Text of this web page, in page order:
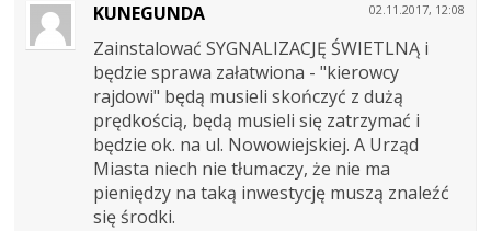
02.11.2017, 12:08
KUNEGUNDA
Zainstalować SYGNALIZACJĘ ŚWIETLNĄ i
będzie sprawa załatwiona - "kierowcy
rajdowi" będą musieli skończyć z dużą
prędkością, będą musieli się zatrzymać i
będzie ok. na ul. Nowowiejskiej. A Urząd
Miasta niech nie tłumaczy, że nie ma
pieniędzy na taką inwestycję muszą znaleźć
się środki.